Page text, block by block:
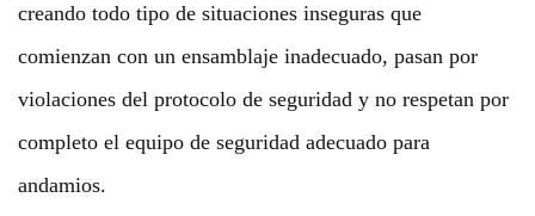
creando todo tipo de situaciones inseguras que
comienzan con un ensamblaje inadecuado, pasan por
violaciones del protocolo de seguridad y no respetan por
completo el equipo de seguridad adecuado para
andamios.